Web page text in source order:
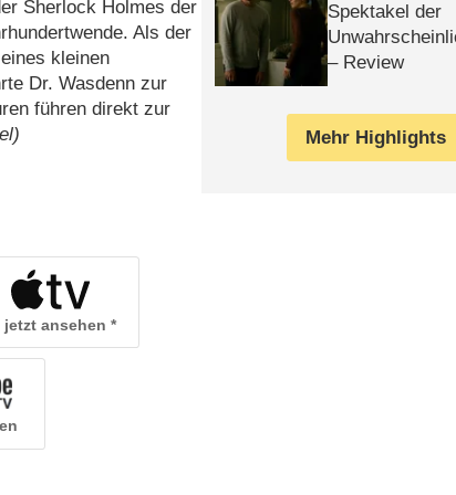
Sherlock Holmes der
Als der
kleinen
Dr. Wasdenn zur
führen direkt zur
jetzt ansehen
Spektakel der
– Review
Mehr Highlights